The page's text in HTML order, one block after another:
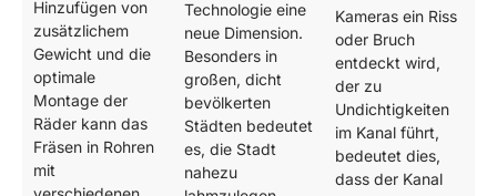
Hinzufügen von
zusätzlichem
Gewicht und die
optimale
Montage der
Räder kann das
Fräsen in Rohren
mit
Technologie eine
neue Dimension.
Besonders in
großen, dicht
bevölkerten
Städten bedeutet
es, die Stadt
nahezu
Kameras ein Riss
oder Bruch
entdeckt wird,
der zu
Undichtigkeiten
im Kanal führt,
bedeutet dies,
dass der Kanal